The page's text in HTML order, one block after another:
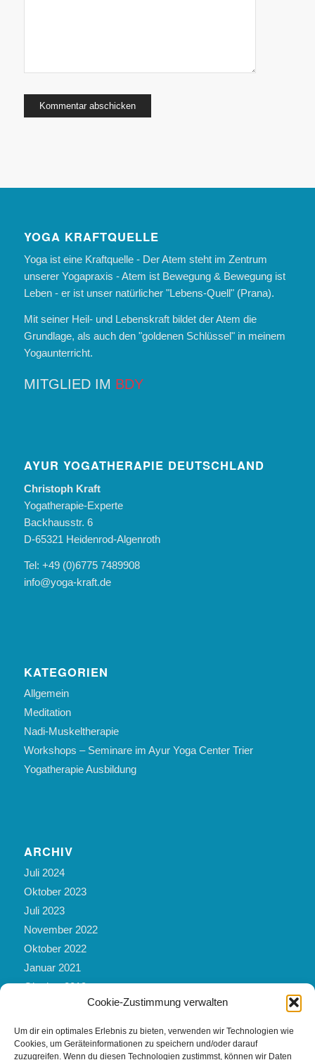
Cookie-Zustimmung verwalten
Um dir ein optimales Erlebnis zu bieten, verwenden wir Technologien wie
Cookies, um Geräteinformationen zu speichern und/oder darauf
zuzugreifen. Wenn du diesen Technologien zustimmst, können wir Daten
YOGA KRAFTQUELLE
Yoga ist eine Kraftquelle - Der Atem steht im Zentrum
unserer Yogapraxis - Atem ist Bewegung & Bewegung ist
Leben - er ist unser natürlicher "Lebens-Quell" (Prana).
Mit seiner Heil- und Lebenskraft bildet der Atem die
Grundlage, als auch den "goldenen Schlüssel" in meinem
Yogaunterricht.
MITGLIED IM BDY
AYUR YOGATHERAPIE DEUTSCHLAND
Christoph Kraft
Yogatherapie-Experte
Backhausstr. 6
D-65321 Heidenrod-Algenroth
Tel: +49 (0)6775 7489908
info@yoga-kraft.de
KATEGORIEN
Allgemein
Meditation
Nadi-Muskeltherapie
Workshops – Seminare im Ayur Yoga Center Trier
Yogatherapie Ausbildung
ARCHIV
Juli 2024
Oktober 2023
Juli 2023
November 2022
Oktober 2022
Januar 2021
Oktober 2019
Februar 2017